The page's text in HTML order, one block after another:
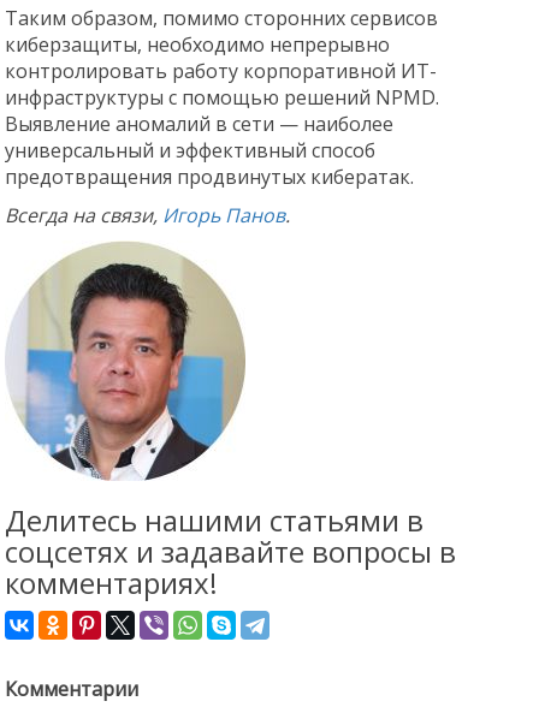
Таким образом, помимо сторонних сервисов
киберзащиты, необходимо непрерывно
контролировать работу корпоративной ИТ-
инфраструктуры с помощью решений NPMD.
Выявление аномалий в сети — наиболее
универсальный и эффективный способ
предотвращения продвинутых кибератак.
Всегда на связи, Игорь Панов.
Делитесь нашими статьями в
соцсетях и задавайте вопросы в
комментариях!
Комментарии